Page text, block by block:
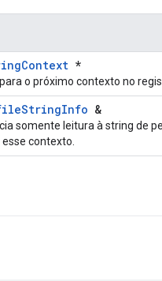
*
o próximo contexto no
&
somente leitura à string de
contexto.